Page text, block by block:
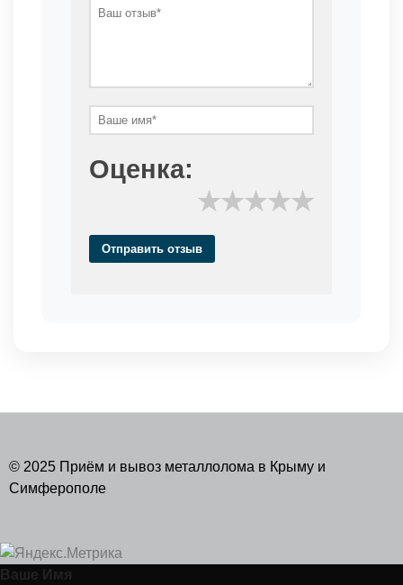
Оценка:
★
★
★
★
★
Отправить отзыв
© 2025 Приём и вывоз металлолома в Крыму и
Симферополе
Ваше Имя